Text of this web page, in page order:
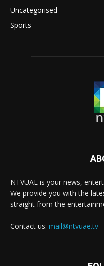
Uncategorised
Sports
NTVUAE is your news,
We provide you with the
straight from the
Contact us: mail@ntvuae.tv